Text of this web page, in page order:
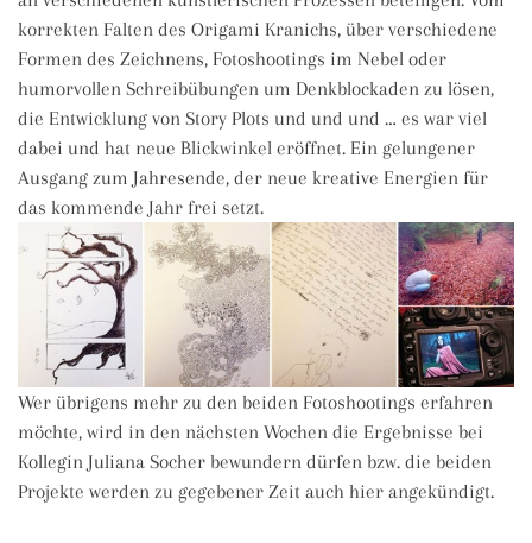
korrekten Falten des Origami Kranichs, über verschiedene
Formen des Zeichnens, Fotoshootings im Nebel oder
humorvollen Schreibübungen um Denkblockaden zu lösen,
die Entwicklung von Story Plots und und und … es war viel
dabei und hat neue Blickwinkel eröffnet. Ein gelungener
Ausgang zum Jahresende, der neue kreative Energien für
das kommende Jahr frei setzt.
Wer übrigens mehr zu den beiden Fotoshootings erfahren
möchte, wird in den nächsten Wochen die Ergebnisse bei
Kollegin Juliana Socher bewundern dürfen bzw. die beiden
Projekte werden zu gegebener Zeit auch hier angekündigt.